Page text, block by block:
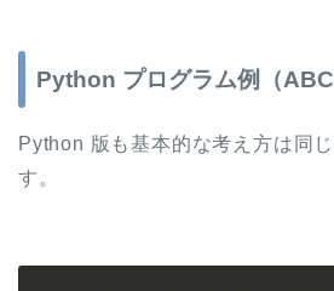
Python プログラム例（
Python 版も基本的な考え方は同
す。